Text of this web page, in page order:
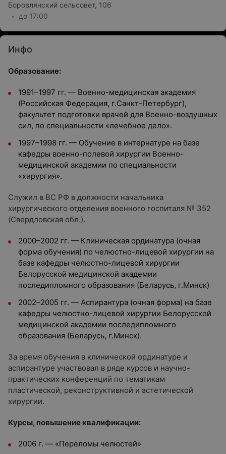
Боровлянский сельсовет, 106
до 17:00
Инфо
Образование:
1991–1997 гг. — Военно-медицинская академия
(Российская Федерация, г.Санкт-Петербург),
факультет подготовки врачей для Военно-воздушных
сил, по специальности «лечебное дело».
1997–1998 гг. — Обучение в интернатуре на базе
кафедры военно-полевой хирургии Военно-
медицинской академии по специальности
«хирургия».
Служил в ВС РФ в должности начальника
хирургического отделения военного госпиталя № 352
(Свердловская обл.).
2000–2002 гг. — Клиническая ординатура (очная
форма обучения) по челюстно-лицевой хирургии на
базе кафедры челюстно-лицевой хирургии
Белорусской медицинской академии
последипломного образования (Беларусь, г.Минск)
2002–2005 гг. — Аспирантура (очная форма) на базе
кафедры челюстно-лицевой хирургии Белорусской
медицинской академии последипломного
образования (Беларусь, г.Минск).
За время обучения в клинической ординатуре и
аспирантуре участвовал в ряде курсов и научно-
практических конференций по тематикам
пластической, реконструктивной и эстетической
хирургии.
Курсы, повышение квалификации:
2006 г. — «Переломы челюстей»